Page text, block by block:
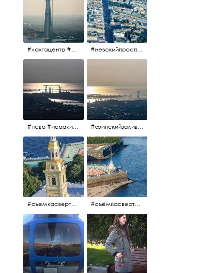
#лахтацентр #лахта #башнягазпром #газпром #башня #небоскрёбпитера #небоскрёб #финскийзалив #санктпетербург #невскийпроспект #центргорода #санктпетербург #осень2017 #когдапаришьнадгородом
#нева #исаакий #исаакиевскийсобор #нева #васильевскийостров #адмиралтейскийрайон #финскийзалив #дворцовыймост #небонадпитером #осень2017 #финскийзалив #маркизовалужа #нева
#съемкасвертолета #вертолёт #съёмкасвертолёта #петропавловскаякрепость #заячийостров #санктпетербург #съёмкасвертолёта #питер #петропавловскаякрепость #нева #осень2017